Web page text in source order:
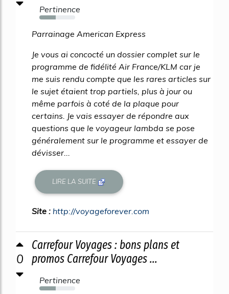
Pertinence
45%
Parrainage American Express
Je vous ai concocté un dossier complet sur le
programme de fidélité Air France/KLM car je
me suis rendu compte que les rares articles sur
le sujet étaient trop partiels, plus à jour ou
même parfois à coté de la plaque pour
certains. Je vais essayer de répondre aux
questions que le voyageur lambda se pose
généralement sur le programme et essayer de
dévisser...
LIRE LA SUITE
Site : http://voyageforever.com
0
Carrefour Voyages : bons plans et
promos Carrefour Voyages ...
Pertinence
45%